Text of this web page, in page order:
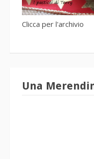
Clicca per l'archivio
Una